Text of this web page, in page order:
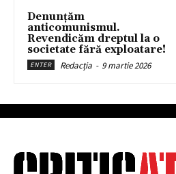
Denunțăm
anticomunismul.
Revendicăm dreptul la o
societate fără exploatare!
ENTER Redacția - 9 martie 2026